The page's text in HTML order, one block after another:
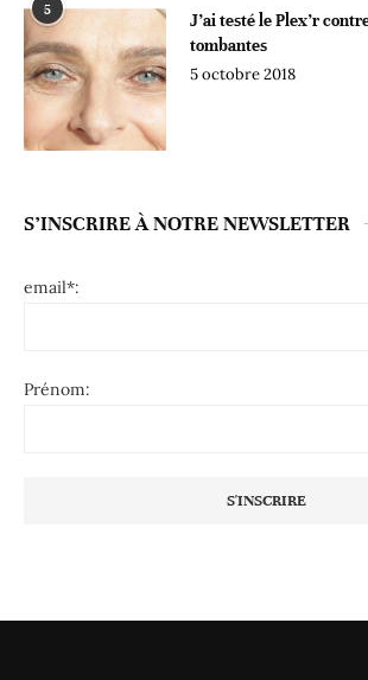
5
J’ai testé le Plex’r
tombantes
5 octobre 2018
S’INSCRIRE À NOTRE NEWSLETTER
email*:
Prénom: